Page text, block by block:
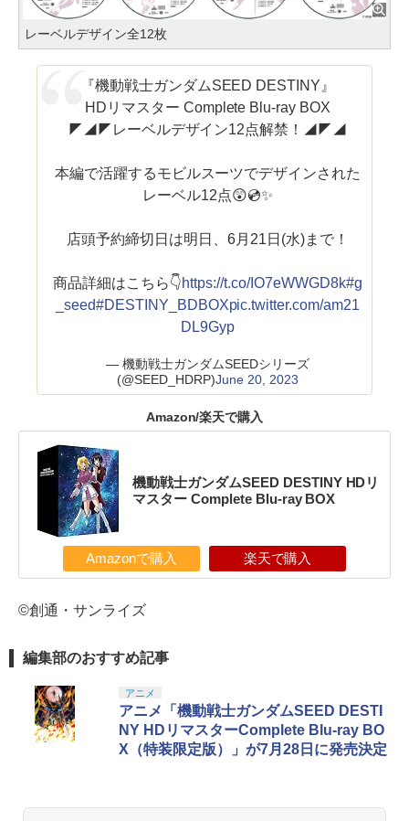
レーベルデザイン全12枚
『機動戦士ガンダムSEED DESTINY』
HDリマスター Complete Blu-ray BOX
◤◢◤レーベルデザイン12点解禁！◢◤◢
本編で活躍するモビルスーツでデザインされた
レーベル12点😲💿✨
店頭予約締切日は明日、6月21日(水)まで！
商品詳細はこちら👇https://t.co/IO7eWWGD8k#g
_seed#DESTINY_BDBOXpic.twitter.com/am21
DL9Gyp
— 機動戦士ガンダムSEEDシリーズ
(@SEED_HDRP)June 20, 2023
Amazon/楽天で購入
機動戦士ガンダムSEED DESTINY HDリ
マスター Complete Blu-ray BOX
Amazonで購入 楽天で購入
©創通・サンライズ
編集部のおすすめ記事
アニメ
アニメ「機動戦士ガンダムSEED DESTI
NY HDリマスターComplete Blu-ray BO
X（特装限定版）」が7月28日に発売決定